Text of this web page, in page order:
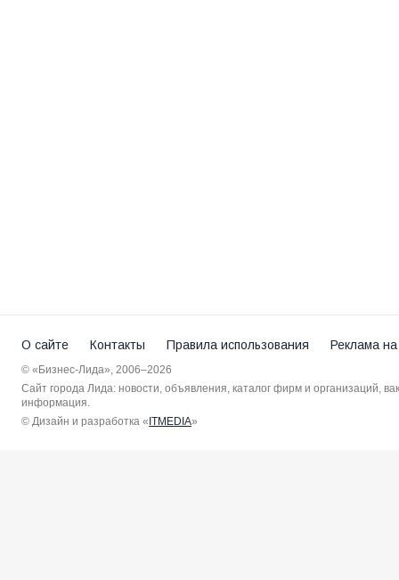
О сайте Контакты Правила использования Реклама
© «Бизнес-Лида», 2006–2026
Сайт города Лида: новости, объявления, каталог фирм и организаций,
информация.
© Дизайн и разработка «ITMEDIA»